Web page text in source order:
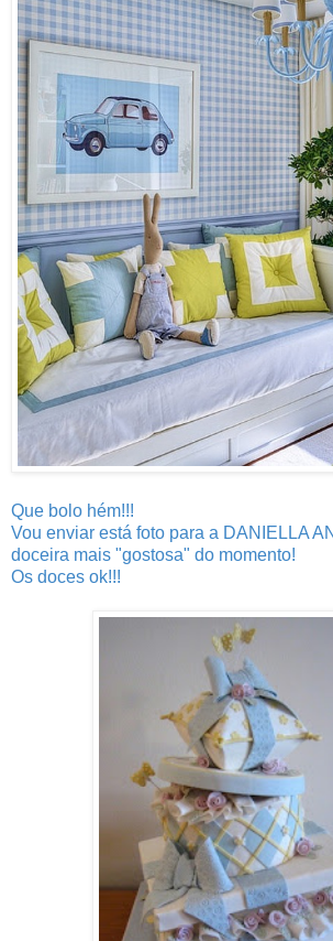
Que bolo hém!!!
Vou enviar está foto para a DANIELLA
doceira mais "gostosa" do momento!
Os doces ok!!!